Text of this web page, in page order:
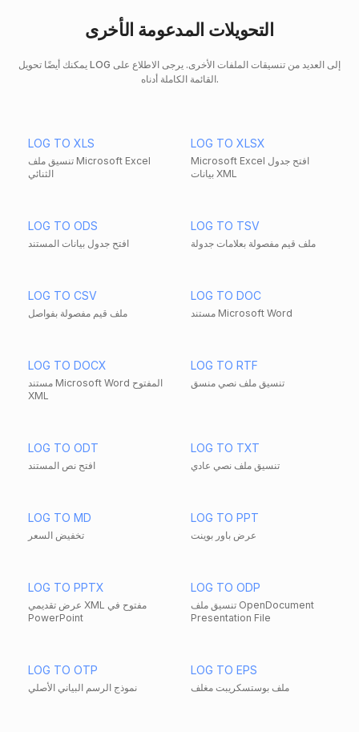
التحويلات المدعومة الأخرى
يمكنك أيضًا تحويل LOG إلى العديد من تنسيقات الملفات الأخرى. يرجى الاطلاع على
القائمة الكاملة أدناه.
LOG TO XLS
تنسيق ملف Microsoft Excel
الثنائي
LOG TO XLSX
Microsoft Excel افتح جدول
بيانات XML
LOG TO ODS
افتح جدول بيانات المستند
LOG TO TSV
ملف قيم مفصولة بعلامات جدولة
LOG TO CSV
ملف قيم مفصولة بفواصل
LOG TO DOC
مستند Microsoft Word
LOG TO DOCX
مستند Microsoft Word المفتوح
XML
LOG TO RTF
تنسيق ملف نصي منسق
LOG TO ODT
افتح نص المستند
LOG TO TXT
تنسيق ملف نصي عادي
LOG TO MD
تخفيض السعر
LOG TO PPT
عرض باور بوينت
LOG TO PPTX
عرض تقديمي XML مفتوح في
PowerPoint
LOG TO ODP
تنسيق ملف OpenDocument
Presentation File
LOG TO OTP
نموذج الرسم البياني الأصلي
LOG TO EPS
ملف بوستسكريبت مغلف